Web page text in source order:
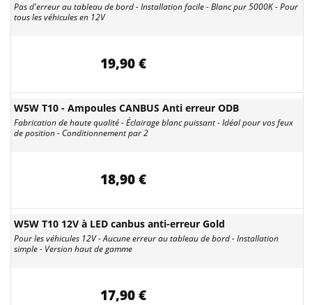
Pas d'erreur au tableau de bord - Installation facile - Blanc pur 5000K - Pour
tous les véhicules en 12V
19,90 €
W5W T10 - Ampoules CANBUS Anti erreur ODB
Fabrication de haute qualité - Éclairage blanc puissant - Idéal pour vos feux
de position - Conditionnement par 2
18,90 €
W5W T10 12V à LED canbus anti-erreur Gold
Pour les véhicules 12V - Aucune erreur au tableau de bord - Installation
simple - Version haut de gamme
17,90 €